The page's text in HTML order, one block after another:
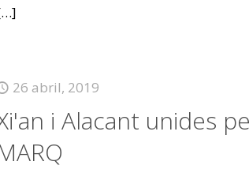
26 abril, 2019
i Alacant unides